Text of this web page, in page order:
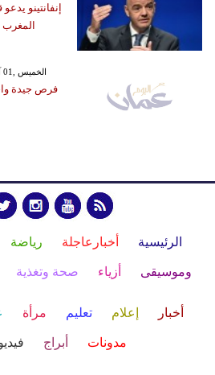
إنفانتينو
المغرب
GMT 16:31 2019 الخميس ,01 آب / أغسطس
فرص جيدة
الرئيسية أخبارعاجلة رياضة
وموسيقى أزياء صحة وتغذية
أخبار إعلام تعليم مرأة
مدونات أبراج